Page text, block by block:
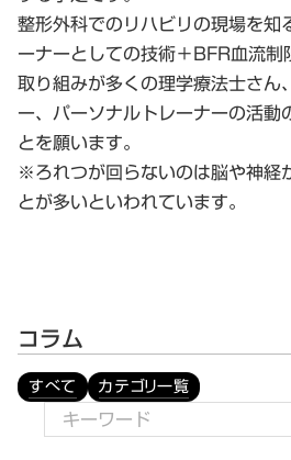
整形外科でのリハビリの現場を
ーナーとしての技術＋BFR血流
取り組みが多くの理学療法士さん
ー、パーソナルトレーナーの活
とを願います。
※ろれつが回らないのは脳や神経
とが多いといわれています。
コラム
すべて カテゴリ一覧